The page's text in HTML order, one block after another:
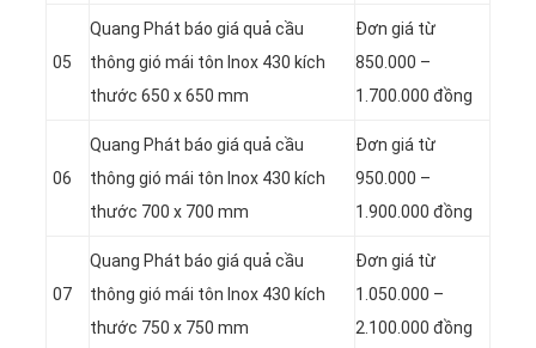
05
Quang Phát báo giá quả cầu
thông gió mái tôn Inox 430 kích
thước 650 x 650 mm
Đơn giá từ
850.000 –
1.700.000 đồng
06
Quang Phát báo giá quả cầu
thông gió mái tôn Inox 430 kích
thước 700 x 700 mm
Đơn giá từ
950.000 –
1.900.000 đồng
07
Quang Phát báo giá quả cầu
thông gió mái tôn Inox 430 kích
thước 750 x 750 mm
Đơn giá từ
1.050.000 –
2.100.000 đồng